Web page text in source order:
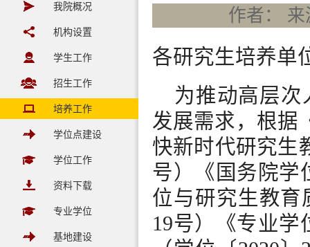
我院概况
机构设置
学生工作
招生工作
培养工作
学位点建设
学位工作
资料下载
专业学位
基地建设
作者：
各研究生培养单
为推动高层
发展需求，根据
快新时代研究生
号）《国务院学
位与研究生教育
19号）《专业学